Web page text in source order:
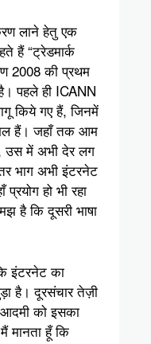
लाने हेतु एक
हैं “ट्रेडमार्क
2008 की प्रथम
पहले ही ICANN
किये गए हैं, जिनमें
हैं। जहाँ तक आम
उस में अभी देर लग
भाग अभी इंटरनेट
हो भी रहा
है कि दूसरी भाषा
इंटरनेट का
है। दूरसंचार तेज़ी
को इसका
मानता हूँ कि